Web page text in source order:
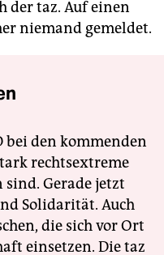
der taz. Auf einen
niemand gemeldet.
bei den kommenden
rechtsextreme
Gerade jetzt
Solidarität. Auch
die sich vor Ort
einsetzen. Die taz